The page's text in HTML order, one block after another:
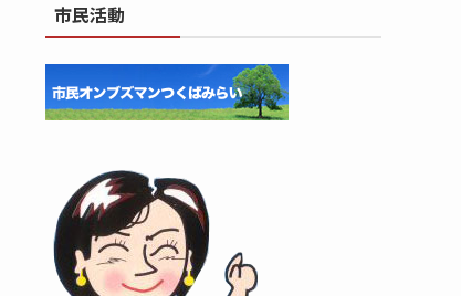
市民活動